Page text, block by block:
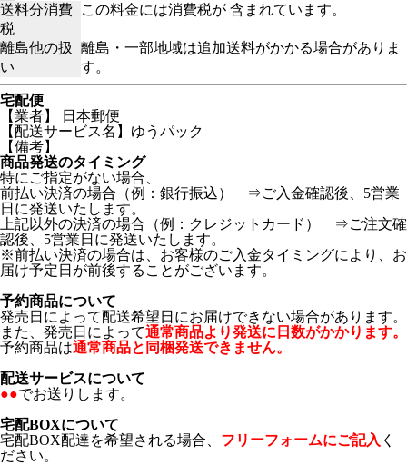
送料分消費
税
この料金には消費税が 含まれています。
離島他の扱
い
離島・一部地域は追加送料がかかる場合がありま
す。
宅配便
【業者】 日本郵便
【配送サービス名】ゆうパック
【備考】
商品発送のタイミング
特にご指定がない場合、
前払い決済の場合（例：銀行振込） ⇒ご入金確認後、5営業
日に発送いたします。
上記以外の決済の場合（例：クレジットカード） ⇒ご注文確
認後、5営業日に発送いたします。
※前払い決済の場合は、お客様のご入金タイミングにより、お
届け予定日が前後することがございます。
予約商品について
発売日によって配送希望日にお届けできない場合があります。
また、発売日によって通常商品より発送に日数がかかります。
予約商品は通常商品と同梱発送できません。
配送サービスについて
●●でお送りします。
宅配BOXについて
宅配BOX配達を希望される場合、 フリーフォームにご記入 く
ださい。